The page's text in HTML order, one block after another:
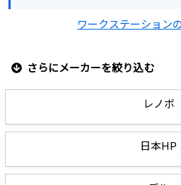
見
ワークステーション
さらにメーカーを絞り込む
レノボ
日本HP